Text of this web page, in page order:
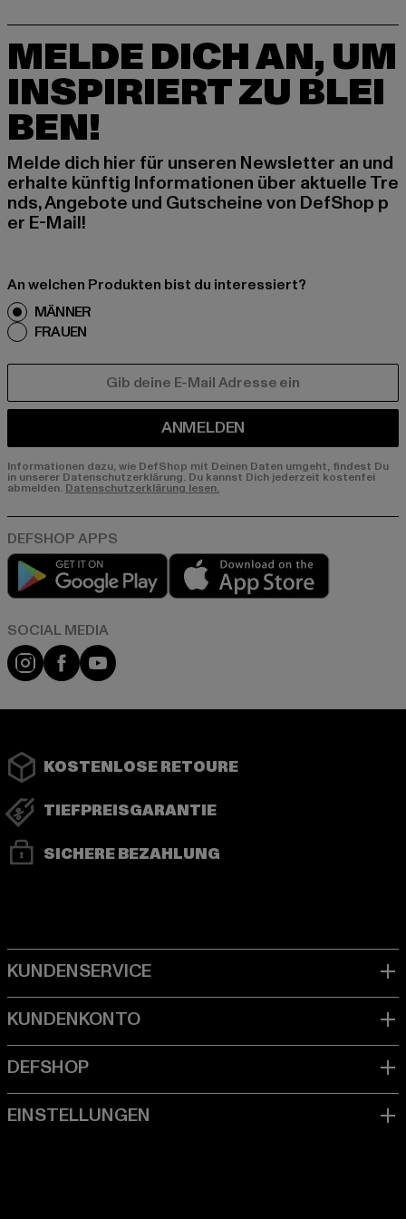
MELDE DICH AN, UM
INSPIRIERT ZU BLEI
BEN!
Melde dich hier für unseren Newsletter an und
erhalte künftig Informationen über aktuelle Tre
nds, Angebote und Gutscheine von DefShop p
er E-Mail!
An welchen Produkten bist du interessiert?
MÄNNER
FRAUEN
ANMELDEN
Informationen dazu, wie DefShop mit Deinen Daten umgeht, findest Du
in unserer Datenschutzerklärung. Du kannst Dich jederzeit kostenfei
abmelden. Datenschutzerklärung lesen.
Play market
Instagram
FacebookYouTube
KOSTENLOSE RETOURE
TIEFPREISGARANTIE
SICHERE BEZAHLUNG